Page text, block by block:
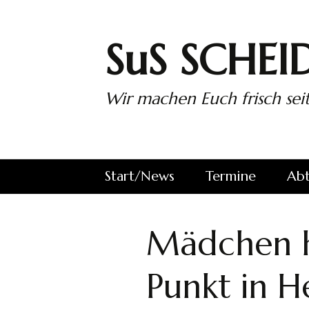
SuS
Wir machen Euch frisch
Start/News
Termine
1.
2.
Mädchen
Punkt in